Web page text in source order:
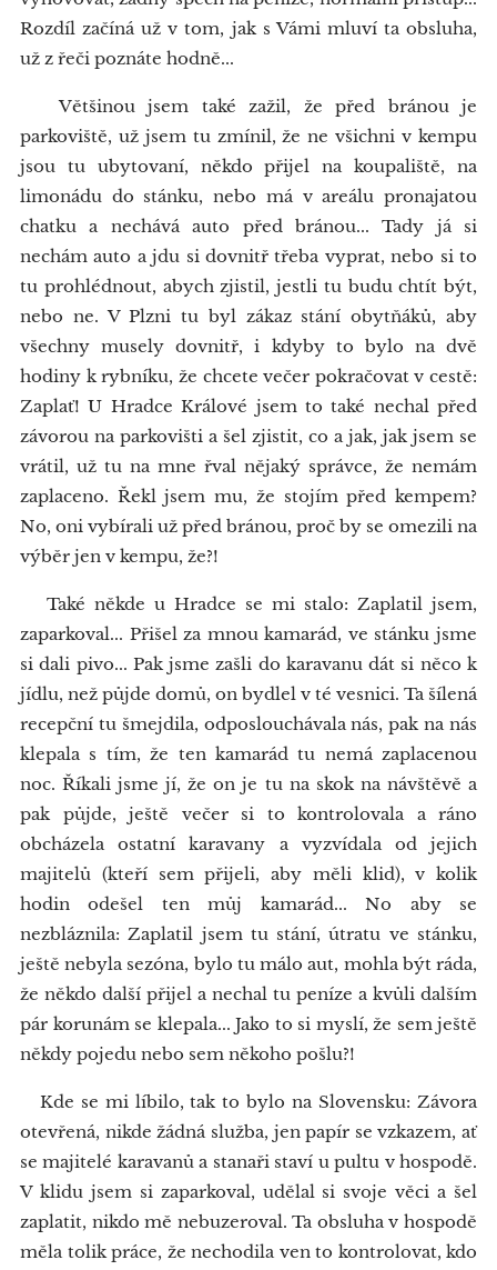
Rozdíl začíná už v tom, jak s Vámi mluví ta obsluha,
už z řeči poznáte hodně...
Většinou jsem také zažil, že před bránou je
parkoviště, už jsem tu zmínil, že ne všichni v kempu
jsou tu ubytovaní, někdo přijel na koupaliště, na
limonádu do stánku, nebo má v areálu pronajatou
chatku a nechává auto před bránou... Tady já si
nechám auto a jdu si dovnitř třeba vyprat, nebo si to
tu prohlédnout, abych zjistil, jestli tu budu chtít být,
nebo ne. V Plzni tu byl zákaz stání obytňáků, aby
všechny musely dovnitř, i kdyby to bylo na dvě
hodiny k rybníku, že chcete večer pokračovat v cestě:
Zaplať! U Hradce Králové jsem to také nechal před
závorou na parkovišti a šel zjistit, co a jak, jak jsem se
vrátil, už tu na mne řval nějaký správce, že nemám
zaplaceno. Řekl jsem mu, že stojím před kempem?
No, oni vybírali už před bránou, proč by se omezili na
výběr jen v kempu, že?!
Také někde u Hradce se mi stalo: Zaplatil jsem,
zaparkoval... Přišel za mnou kamarád, ve stánku jsme
si dali pivo... Pak jsme zašli do karavanu dát si něco k
jídlu, než půjde domů, on bydlel v té vesnici. Ta šílená
recepční tu šmejdila, odposlouchávala nás, pak na nás
klepala s tím, že ten kamarád tu nemá zaplacenou
noc. Říkali jsme jí, že on je tu na skok na návštěvě a
pak půjde, ještě večer si to kontrolovala a ráno
obcházela ostatní karavany a vyzvídala od jejich
majitelů (kteří sem přijeli, aby měli klid), v kolik
hodin odešel ten můj kamarád... No aby se
nezbláznila: Zaplatil jsem tu stání, útratu ve stánku,
ještě nebyla sezóna, bylo tu málo aut, mohla být ráda,
že někdo další přijel a nechal tu peníze a kvůli dalším
pár korunám se klepala... Jako to si myslí, že sem ještě
někdy pojedu nebo sem někoho pošlu?!
Kde se mi líbilo, tak to bylo na Slovensku: Závora
otevřená, nikde žádná služba, jen papír se vzkazem, ať
se majitelé karavanů a stanaři staví u pultu v hospodě.
V klidu jsem si zaparkoval, udělal si svoje věci a šel
zaplatit, nikdo mě nebuzeroval. Ta obsluha v hospodě
měla tolik práce, že nechodila ven to kontrolovat, kdo